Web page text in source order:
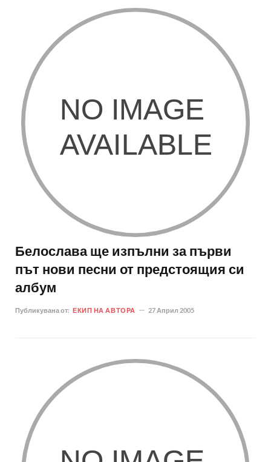
Белослава ще изпълни за първи
път нови песни от предстоящия си
албум
Публикувана от: ЕКИП НА АВТОРА 27 Април 2005